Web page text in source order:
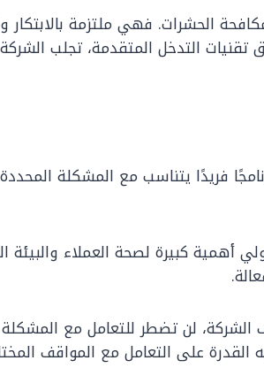
الحشرات. فهي ملتزمة بالابتكار
التدخل المتقدمة، تجلب
فريدًا يتناسب مع المشكلة
أهمية كبيرة لصحة العملاء
الشركة، لن تضطر للتعامل مع
على التعامل مع المواقف